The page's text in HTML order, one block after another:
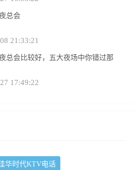
总会
21:33:21
总会比较好，五大夜场中你错过那
17:49:22
华时代KTV电话